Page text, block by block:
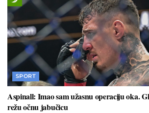
SPORT
Aspinall: Imao sam užasnu operaciju oka.
režu očnu jabučicu